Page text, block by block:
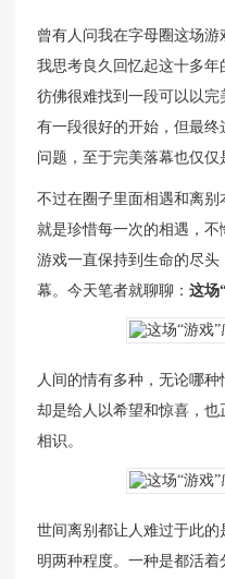
曾有人问我在字母圈这场游
我思考良久回忆起这十多年
彷佛很难找到一段可以以
有一段很好的开始，但最
问题，至于完美落幕也仅仅
不过在圈子里面相遇和离
就是珍惜每一次的相遇，
游戏一直保持到生命的尽
幕。今天笔者就聊聊：这场
人间的情有多种，无论哪
却是给人以希望和惊喜，
相识。
世间离别都让人难过于此
明两种程度。一种是都活